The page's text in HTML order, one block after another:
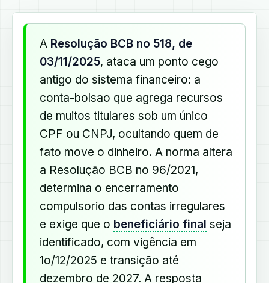
A Resolução BCB no 518, de
03/11/2025, ataca um ponto cego
antigo do sistema financeiro: a
conta-bolsao que agrega recursos
de muitos titulares sob um único
CPF ou CNPJ, ocultando quem de
fato move o dinheiro. A norma altera
a Resolução BCB no 96/2021,
determina o encerramento
compulsorio das contas irregulares
e exige que o beneficiário final seja
identificado, com vigência em
1o/12/2025 e transição até
dezembro de 2027. A resposta